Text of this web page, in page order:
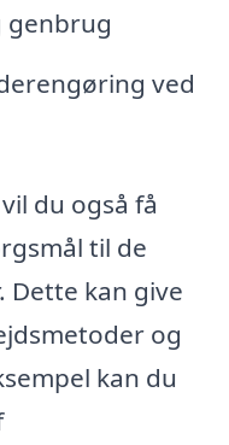
genbrug
ved
du også få
til de
Dette kan give
og
kan du